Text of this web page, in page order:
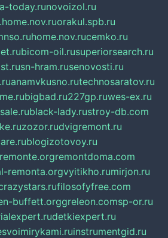
today.runovoizol.ru
orakul.spb.ru
home.nov.rucemko.ru
bicom-oil.rusuperiorsearch.ru
sn-hram.rusenovosti.ru
anamvkusno.rutechnosaratov.ru
bigbad.ru227gp.ruwes-ex.ru
black-lady.rustroy-db.com
zozor.rudvigremont.ru
blogizotovoy.ru
remontdoma.com
remonta.orgvyitikho.rumirjon.ru
filosofyfree.com
buffett.orggreleon.comsp-or.ru
detkiexpert.ru
instrumentgid.ru